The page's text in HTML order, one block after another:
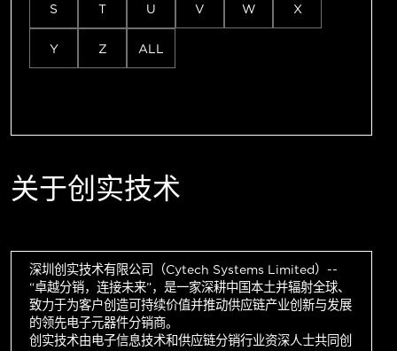
S T U V W X
Y Z ALL
关于创实技术
深圳创实技术有限公司（Cytech Systems Limited）--
“卓越分销，连接未来”，是一家深耕中国本土并辐射全球、
致力于为客户创造可持续价值并推动供应链产业创新与发展
的领先电子元器件分销商。
创实技术由电子信息技术和供应链分销行业资深人士共同创